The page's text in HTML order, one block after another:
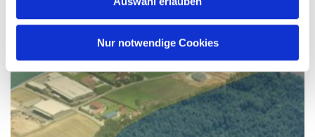
Nur notwendige Cookies